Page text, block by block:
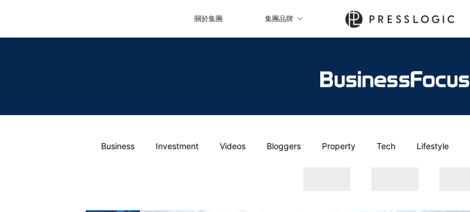
關於集團 集團品牌
Business Investment Videos Bloggers Property Tech Lifestyle